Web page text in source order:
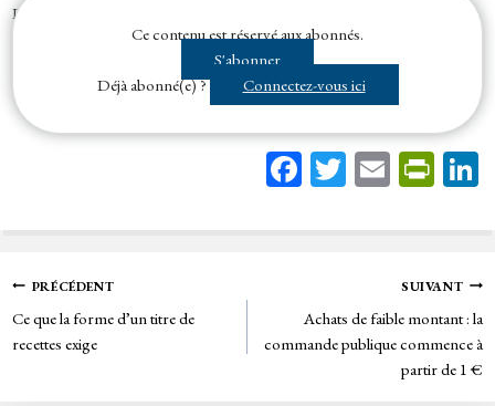
L'irrégularité de la procédure de passation d’un marché public, résultant
d'un défaut de définition des besoins avec suffisamment de précisions
Ce contenu est réservé aux abonnés.
S'abonner
Déjà abonné(e) ?
Connectez-vous ici
Fa
bo
T
tt
E
ail
Pr
tF
rie
n
dl
y
Navigation
de
PRÉCÉDENT
Ce que la forme d’un titre de
recettes exige
SUIVANT
Achats de faible montant : la
commande publique commence à
partir de 1 €